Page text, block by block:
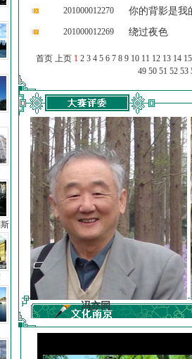
201000012270 你的背影是我
201000012269 绕过夜色
首页 上页 1 2 3 4 5 6 7 8 9 10 11 12 13 14 15
49 50 51 52 53
冯亦同